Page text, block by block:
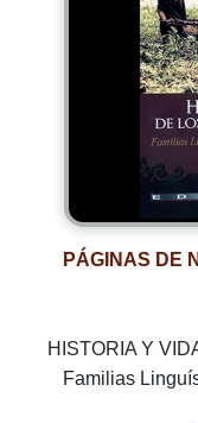
PÁGINAS DE
HISTORIA Y
Familias